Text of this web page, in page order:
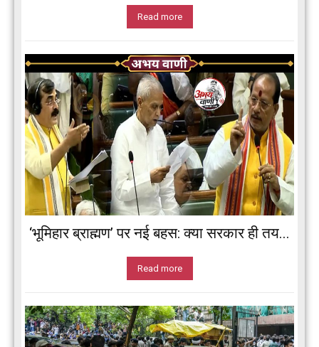
Read more
‘भूमिहार ब्राह्मण’ पर नई बहस: क्या सरकार ही तय...
Read more